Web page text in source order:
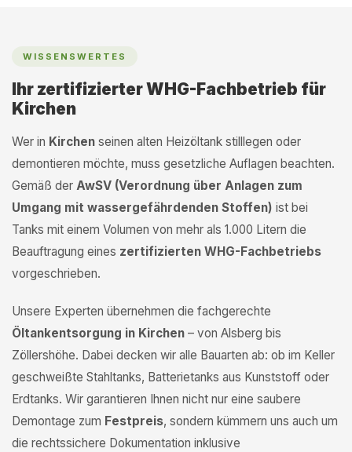
WISSENSWERTES
Ihr zertifizierter WHG-Fachbetrieb für
Kirchen
Wer in Kirchen seinen alten Heizöltank stilllegen oder
demontieren möchte, muss gesetzliche Auflagen beachten.
Gemäß der AwSV (Verordnung über Anlagen zum
Umgang mit wassergefährdenden Stoffen) ist bei
Tanks mit einem Volumen von mehr als 1.000 Litern die
Beauftragung eines zertifizierten WHG-Fachbetriebs
vorgeschrieben.
Unsere Experten übernehmen die fachgerechte
Öltankentsorgung in Kirchen – von Alsberg bis
Zöllershöhe. Dabei decken wir alle Bauarten ab: ob im Keller
geschweißte Stahltanks, Batterietanks aus Kunststoff oder
Erdtanks. Wir garantieren Ihnen nicht nur eine saubere
Demontage zum Festpreis, sondern kümmern uns auch um
die rechtssichere Dokumentation inklusive